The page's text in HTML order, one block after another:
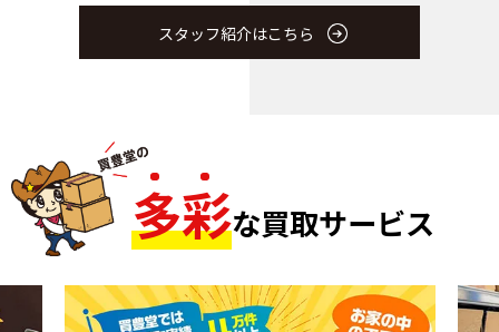
スタッフ紹介はこちら
多彩な買取サービス